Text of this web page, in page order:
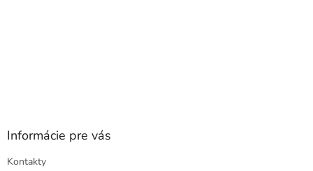
Informácie pre vás
Kontakty